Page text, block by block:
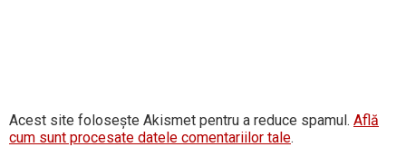
Acest site folosește Akismet pentru a reduce spamul. Află
cum sunt procesate datele comentariilor tale.